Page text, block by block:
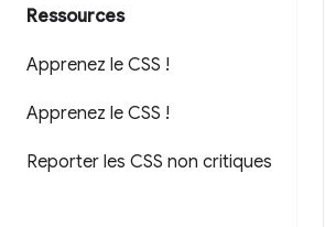
Ressources
Apprenez le CSS !
Apprenez le CSS !
Reporter les CSS non critiques